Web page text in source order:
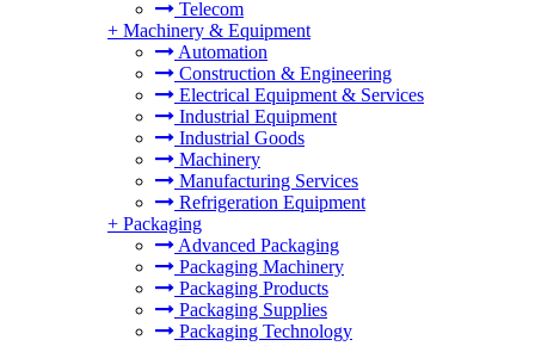
Telecom
+ Machinery & Equipment
Automation
Construction & Engineering
Electrical Equipment & Services
Industrial Equipment
Industrial Goods
Machinery
Manufacturing Services
Refrigeration Equipment
+ Packaging
Advanced Packaging
Packaging Machinery
Packaging Products
Packaging Supplies
Packaging Technology